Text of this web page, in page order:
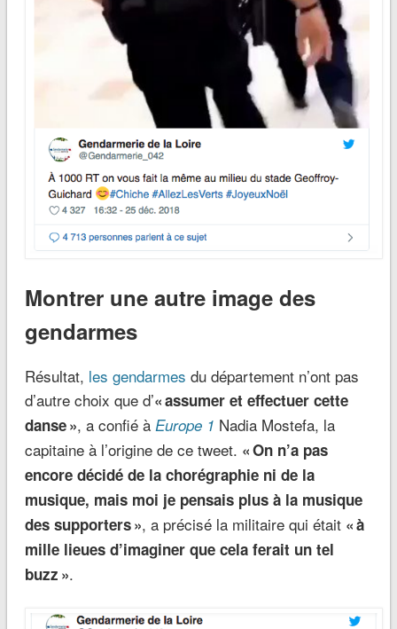
Montrer une autre image des
gendarmes
Résultat, les gendarmes du département n’ont pas
d’autre choix que d’« assumer et effectuer cette
danse », a confié à Europe 1 Nadia Mostefa, la
capitaine à l’origine de ce tweet. « On n’a pas
encore décidé de la chorégraphie ni de la
musique, mais moi je pensais plus à la musique
des supporters », a précisé la militaire qui était « à
mille lieues d’imaginer que cela ferait un tel
buzz ».